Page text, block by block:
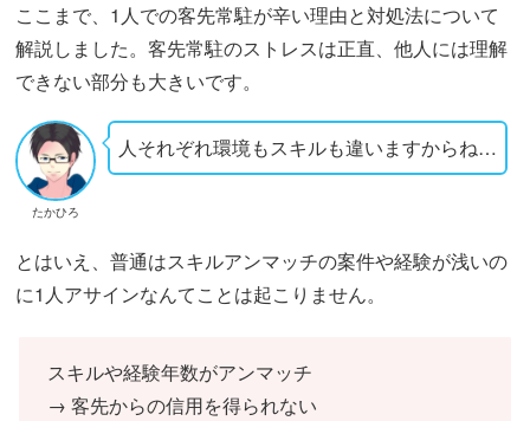
ここまで、1人での客先常駐が辛い理由と対処法について
解説しました。客先常駐のストレスは正直、他人には理解
できない部分も大きいです。
たかひろ
人それぞれ環境もスキルも違いますからね…
とはいえ、普通はスキルアンマッチの案件や経験が浅いの
に1人アサインなんてことは起こりません。
スキルや経験年数がアンマッチ
→ 客先からの信用を得られない